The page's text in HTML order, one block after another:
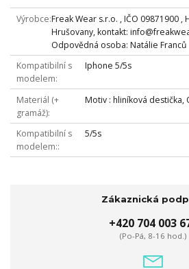
Výrobce Freak Wear s.r.o. , IČO 09871900 ,
Hrušovany, kontakt:
Odpovědná osoba: Natálie Franců
Kompatibilní s
modelem
Iphone 5/5s
Materiál (+
gramáž)
Motiv : hliníková destička,
Kompatibilní s
modelem:
5/5s
Zákaznická
+420 704 003
(Po-Pá, 8-16 hod.)